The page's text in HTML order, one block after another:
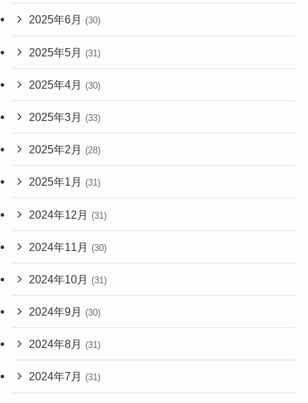
2025年6月 (30)
2025年5月 (31)
2025年4月 (30)
2025年3月 (33)
2025年2月 (28)
2025年1月 (31)
2024年12月 (31)
2024年11月 (30)
2024年10月 (31)
2024年9月 (30)
2024年8月 (31)
2024年7月 (31)